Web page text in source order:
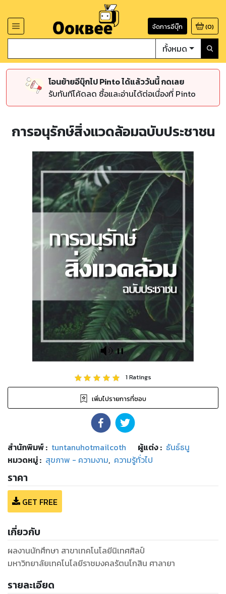
จัดการอีบุ๊ก (0)
ทั้งหมด
โอนย้ายอีบุ๊กไป Pinto ได้แล้ววันนี้ กดเลย
รับทันทีโค้ดลด ซื้อและอ่านได้ต่อเนื่องที่ Pinto
การอนุรักษ์สิ่งแวดล้อมฉบับประชาชน
1Ratings
เพิ่มไปรายการที่ชอบ
สำนักพิมพ์: tuntanuhotmailcoth ผู้แต่ง : ธันธ์ธนู
หมวดหมู่: สุขภาพ - ความงาม, ความรู้ทั่วไป
ราคา
GET FREE
เกี่ยวกับ
ผลงานนักศึกษา สาขาเทคโนโลยีนิเทศศิลป์
มหาวิทยาลัยเทคโนโลยีราชมงคลรัตนโกสิน ศาลายา
รายละเอียด